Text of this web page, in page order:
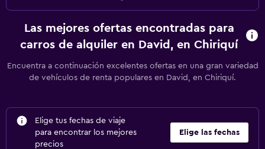
Las mejores ofertas encontradas para
carros de alquiler en David, en Chiriquí
Encuentra a continuación excelentes ofertas en una gran variedad
de vehículos de renta populares en David, en Chiriquí.
Elige tus fechas de viaje
para encontrar los mejores
precios
Elige las fechas